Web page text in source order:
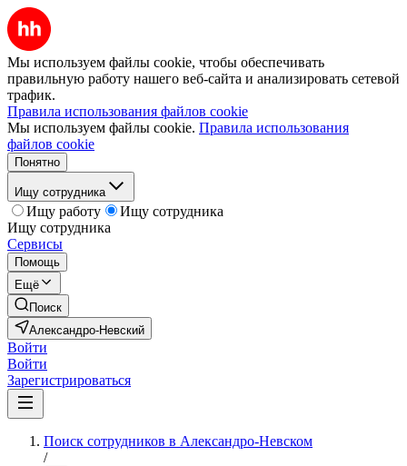
Мы используем файлы cookie, чтобы обеспечивать
правильную работу нашего веб-сайта и анализировать сетевой
трафик.
Правила использования файлов cookie
Мы используем файлы cookie. Правила использования
файлов cookie
Понятно
Ищу сотрудника
Ищу работу
Ищу сотрудника
Ищу сотрудника
Сервисы
Помощь
Ещё
Поиск
Александро-Невский
Войти
Войти
Зарегистрироваться
Поиск сотрудников в Александро-Невском
/